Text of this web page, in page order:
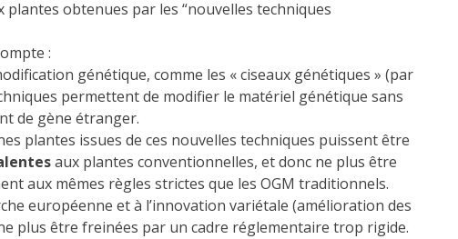
plantes obtenues par les “nouvelles techniques
:
génétique, comme les « ciseaux génétiques » (par
permettent de modifier le matériel génétique sans
de gène étranger.
plantes issues de ces nouvelles techniques puissent être
aux plantes conventionnelles, et donc ne plus être
aux mêmes règles strictes que les OGM traditionnels.
européenne et à l’innovation variétale (amélioration des
plus être freinées par un cadre réglementaire trop rigide.